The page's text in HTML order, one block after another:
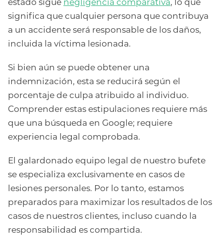
estado sigue negligencia comparativa, lo que
significa que cualquier persona que contribuya
a un accidente será responsable de los daños,
incluida la víctima lesionada.
Si bien aún se puede obtener una
indemnización, esta se reducirá según el
porcentaje de culpa atribuido al individuo.
Comprender estas estipulaciones requiere más
que una búsqueda en Google; requiere
experiencia legal comprobada.
El galardonado equipo legal de nuestro bufete
se especializa exclusivamente en casos de
lesiones personales. Por lo tanto, estamos
preparados para maximizar los resultados de los
casos de nuestros clientes, incluso cuando la
responsabilidad es compartida.